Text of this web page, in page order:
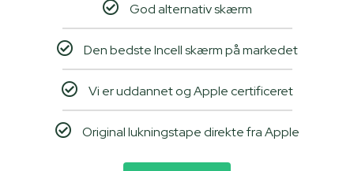
God alternativ skærm
Den bedste Incell skærm på markedet
Vi er uddannet og Apple certificeret
Original lukningstape direkte fra Apple